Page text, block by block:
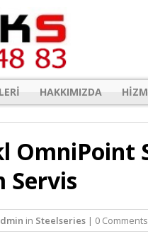
HAKKIMIZDA
OmniPoint
Servis
in Steelseries | 0 Comments